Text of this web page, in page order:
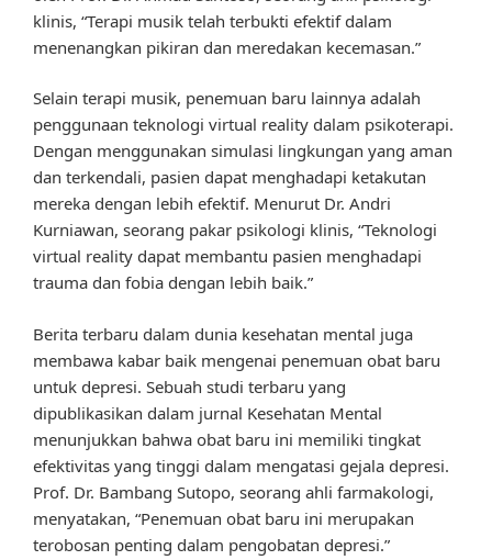
klinis, “Terapi musik telah terbukti efektif dalam
menenangkan pikiran dan meredakan kecemasan.”
Selain terapi musik, penemuan baru lainnya adalah
penggunaan teknologi virtual reality dalam psikoterapi.
Dengan menggunakan simulasi lingkungan yang aman
dan terkendali, pasien dapat menghadapi ketakutan
mereka dengan lebih efektif. Menurut Dr. Andri
Kurniawan, seorang pakar psikologi klinis, “Teknologi
virtual reality dapat membantu pasien menghadapi
trauma dan fobia dengan lebih baik.”
Berita terbaru dalam dunia kesehatan mental juga
membawa kabar baik mengenai penemuan obat baru
untuk depresi. Sebuah studi terbaru yang
dipublikasikan dalam jurnal Kesehatan Mental
menunjukkan bahwa obat baru ini memiliki tingkat
efektivitas yang tinggi dalam mengatasi gejala depresi.
Prof. Dr. Bambang Sutopo, seorang ahli farmakologi,
menyatakan, “Penemuan obat baru ini merupakan
terobosan penting dalam pengobatan depresi.”